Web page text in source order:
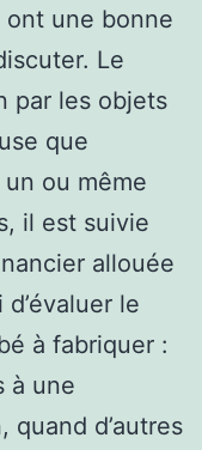
ont une bonne
Le
par les objets
que
un ou même
il est suivie
allouée
le
à fabriquer :
à une
d’autres